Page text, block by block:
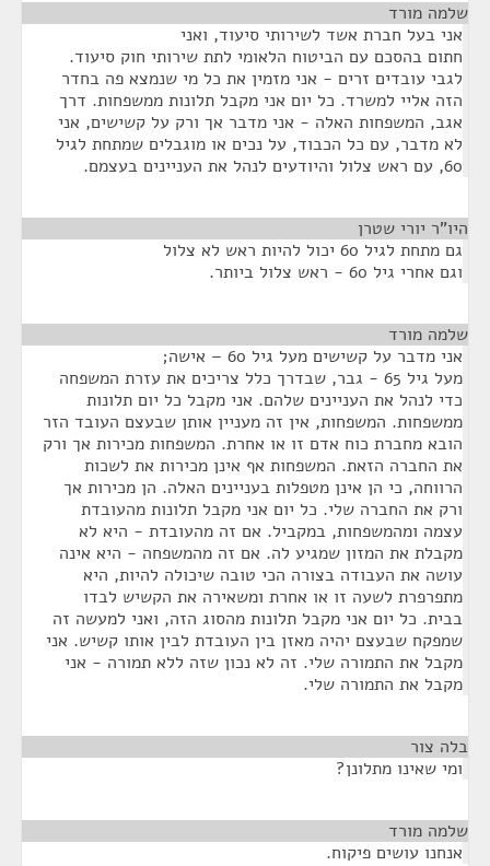
שלמה מורד
אני בעל חברת אשד לשירותי סיעוד, ואני
חתום בהסכם עם הביטוח הלאומי לתת שירותי חוק סיעוד.
לגבי עובדים זרים - אני מזמין את כל מי שנמצא פה בחדר
הזה אליי למשרד. כל יום אני מקבל תלונות ממשפחות. דרך
אגב, המשפחות האלה - אני מדבר אך ורק על קשישים, אני
לא מדבר, עם כל הכבוד, על נכים או מוגבלים שמתחת לגיל
60, עם ראש צלול והיודעים לנהל את העניינים בעצמם.
היו"ר יורי שטרן
גם מתחת לגיל 60 יכול להיות ראש לא צלול
וגם אחרי גיל 60 - ראש צלול ביותר.
שלמה מורד
אני מדבר על קשישים מעל גיל 60 – אישה;
מעל גיל 65 - גבר, שבדרך כלל צריכים את עזרת המשפחה
כדי לנהל את העניינים שלהם. אני מקבל כל יום תלונות
ממשפחות. המשפחות, אין זה מעניין אותן שבעצם העובד הזר
הובא מחברת כוח אדם זו או אחרת. המשפחות מכירות אך ורק
את החברה הזאת. המשפחות אף אינן מכירות את לשכות
הרווחה, כי הן אינן מטפלות בעניינים האלה. הן מכירות אך
ורק את החברה שלי. כל יום אני מקבל תלונות מהעובדת
עצמה ומהמשפחות, במקביל. אם זה מהעובדת - היא לא
מקבלת את המזון שמגיע לה. אם זה מהמשפחה - היא אינה
עושה את העבודה בצורה הכי טובה שיכולה להיות, היא
מתפרפרת לשעה זו או אחרת ומשאירה את הקשיש לבדו
בבית. כל יום אני מקבל תלונות מהסוג הזה, ואני למעשה זה
שמפקח שבעצם יהיה מאזן בין העובדת לבין אותו קשיש. אני
מקבל את התמורה שלי. זה לא נכון שזה ללא תמורה - אני
מקבל את התמורה שלי.
בלה צור
ומי שאינו מתלונן?
שלמה מורד
אנחנו עושים פיקוח.